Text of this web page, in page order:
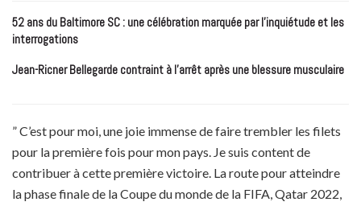
52 ans du Baltimore SC : une célébration marquée par l’inquiétude et les
interrogations
Jean-Ricner Bellegarde contraint à l’arrêt après une blessure musculaire
” C’est pour moi, une joie immense de faire trembler les filets
pour la première fois pour mon pays. Je suis content de
contribuer à cette première victoire. La route pour atteindre
la phase finale de la Coupe du monde de la FIFA, Qatar 2022,